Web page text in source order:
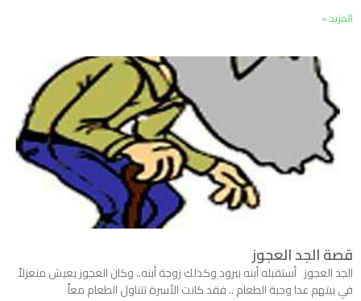
المزيد »
قصة الجد العجوز
الجد العجوز أستقبله أبنه ببرود وكذلك زوجة أبنه.. وكان العجوز يعيش منعزلاً
في بيتهم عدا وجبة الطعام .. فقد كانت الأسرة تتناول الطعام معاً